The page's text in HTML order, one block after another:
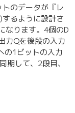
トのデータが『レ
るように設計さ
なります。4個のD
力Qを後段の入力
の1ビットの入力
期して、2段目、